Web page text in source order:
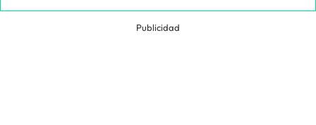
Publicidad